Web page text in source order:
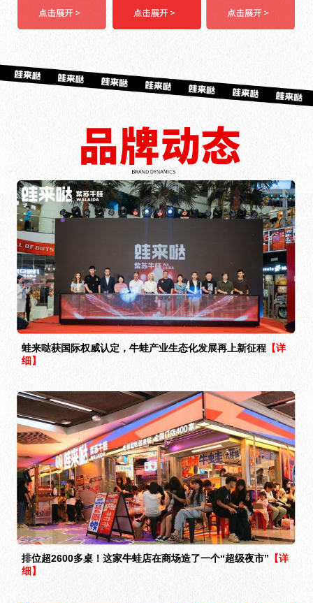
蛙来哒获国际权威认定，牛蛙产业生态化发展再上新征程 【详
细】
排位超2600多桌！这家牛蛙店在商场造了一个“超级夜市” 【详
细】